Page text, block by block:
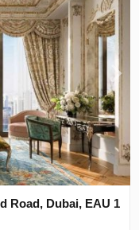
Road, Dubai, EAU 1